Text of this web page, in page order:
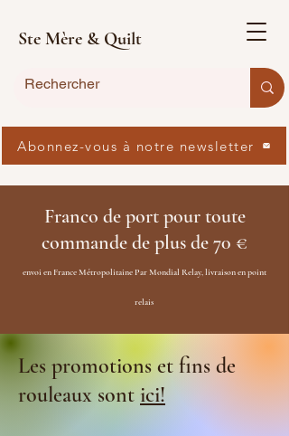
Ste Mère & Quilt
Franco de port pour toute
commande de plus de 70 €
envoi en France Métropolitaine Par Mondial Relay, livraison en point
relais
Les promotions et fins de
rouleaux sontici!
Abonnez-vous à notre newsletter